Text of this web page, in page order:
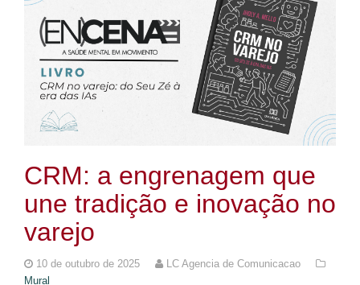
CRM: a engrenagem que
une tradição e inovação no
varejo
10 de outubro de 2025
LC Agencia de Comunicacao
Mural